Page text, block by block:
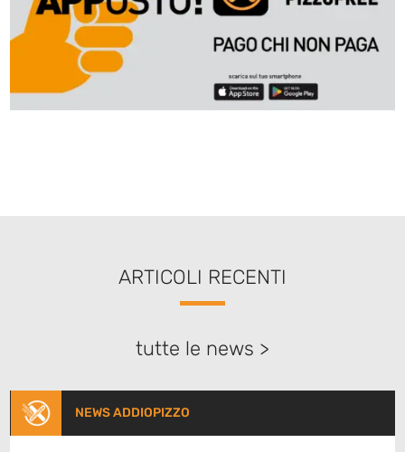
ARTICOLI RECENTI
tutte le news >
NEWS ADDIOPIZZO